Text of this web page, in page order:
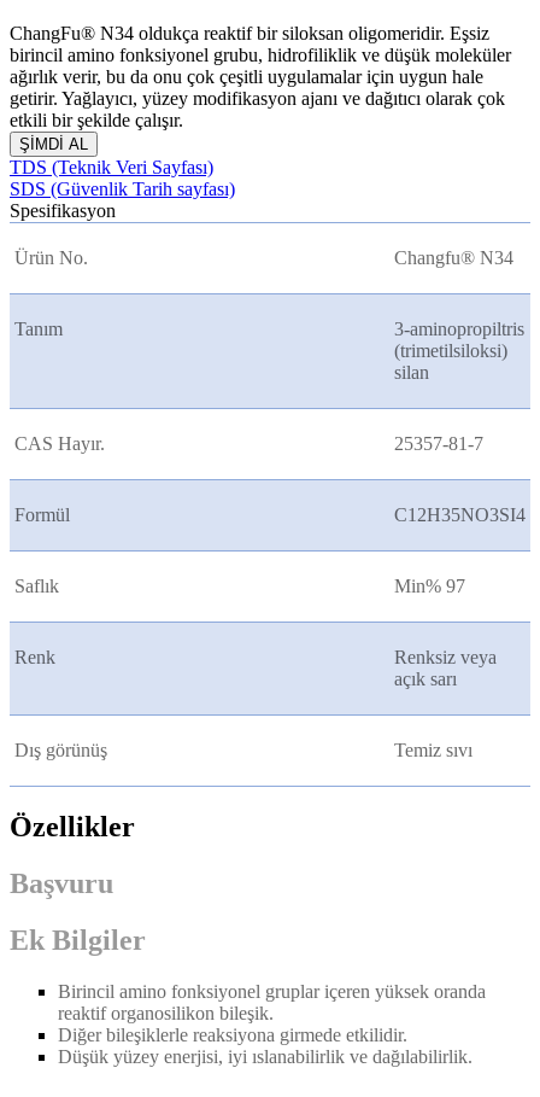
ChangFu® N34 oldukça reaktif bir siloksan oligomeridir. Eşsiz
birincil amino fonksiyonel grubu, hidrofiliklik ve düşük moleküler
ağırlık verir, bu da onu çok çeşitli uygulamalar için uygun hale
getirir. Yağlayıcı, yüzey modifikasyon ajanı ve dağıtıcı olarak çok
etkili bir şekilde çalışır.
ŞİMDİ AL
TDS (Teknik Veri Sayfası)
SDS (Güvenlik Tarih sayfası)
Spesifikasyon
Ürün No. Changfu® N34
Tanım
3-aminopropiltris
(trimetilsiloksi)
silan
CAS Hayır. 25357-81-7
Formül C12H35NO3SI4
Saflık Min% 97
Renk
Renksiz veya
açık sarı
Dış görünüş Temiz sıvı
Özellikler
Başvuru
Ek Bilgiler
Birincil amino fonksiyonel gruplar içeren yüksek oranda
reaktif organosilikon bileşik.
Diğer bileşiklerle reaksiyona girmede etkilidir.
Düşük yüzey enerjisi, iyi ıslanabilirlik ve dağılabilirlik.